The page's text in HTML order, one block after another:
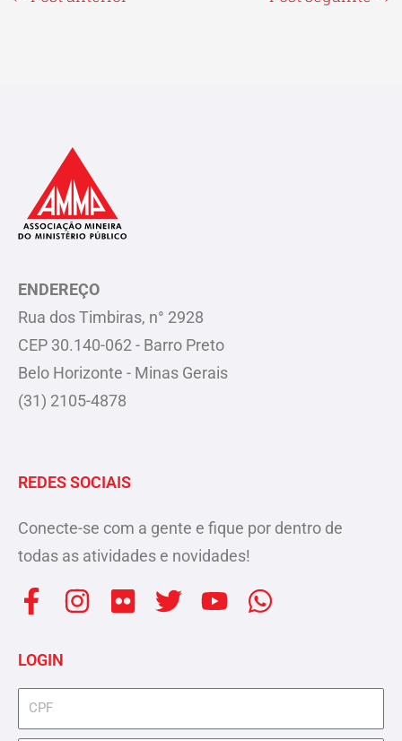
ENDEREÇO
Rua dos Timbiras, n° 2928
CEP 30.140-062 - Barro Preto
Belo Horizonte - Minas Gerais
(31) 2105-4878
REDES SOCIAIS
Conecte-se com a gente e fique por dentro de
todas as atividades e novidades!
F
a
c
e
b
I
t
F
c
T
t
Y
t
W
t
LOGIN
cpf